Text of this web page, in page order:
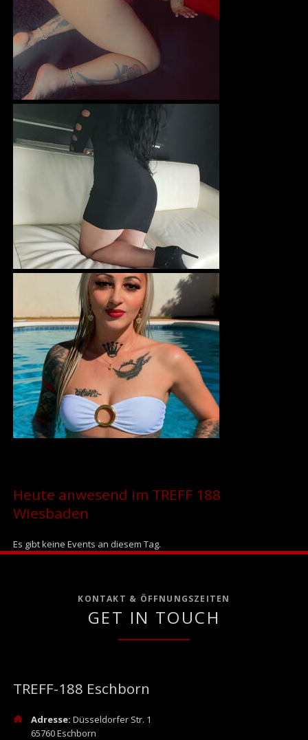
Heute anwesend im TREFF 188
Wiesbaden
Es gibt keine Events an diesem Tag.
KONTAKT & ÖFFNUNGSZEITEN
GET IN TOUCH
TREFF-188 Eschborn
Adresse: Düsseldorfer Str. 1
65760 Eschborn